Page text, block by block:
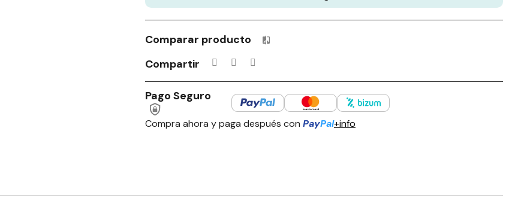
Comparar producto Productos incluidos en tu lista de comparación: 0 / 4
Compartir
Pago Seguro
Compra ahora y paga después con PayPal+info